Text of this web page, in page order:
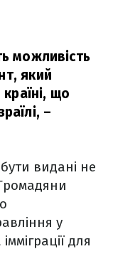
можливість
який
країні, що
–
видані не
у
для